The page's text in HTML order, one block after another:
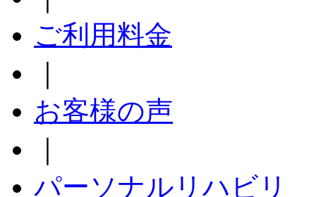
ご利用料金
お客様の声
パーソナルリハビリ